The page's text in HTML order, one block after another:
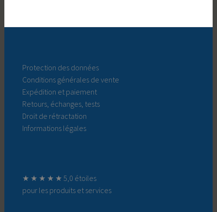
Protection des données
Conditions générales de vente
Expédition et paiement
Retours, échanges, tests
Droit de rétractation
Informations légales
★ ★ ★ ★ ★ 5,0 étoiles
pour les produits et services